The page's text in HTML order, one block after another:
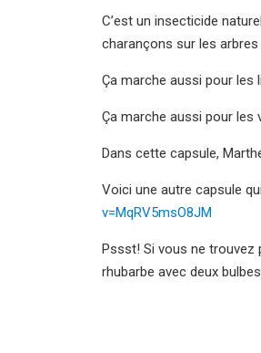
C’est un insecticide
charançons sur les
Ça marche aussi pour les
Ça marche aussi pour les
Dans cette capsule,
Voici une autre capsule
v=MqRV5msO8JM
Pssst! Si vous ne trouvez
rhubarbe avec deux